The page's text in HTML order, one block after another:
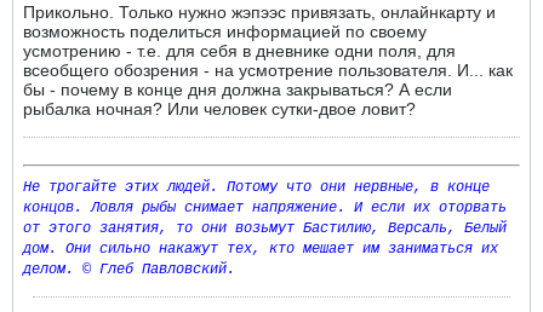
Прикольно. Только нужно жэпээс привязать, онлайнкарту и
возможность поделиться информацией по своему
усмотрению - т.е. для себя в дневнике одни поля, для
всеобщего обозрения - на усмотрение пользователя. И... как
бы - почему в конце дня должна закрываться? А если
рыбалка ночная? Или человек сутки-двое ловит?
Не трогайте этих людей. Потому что они нервные, в конце
концов. Ловля рыбы снимает напряжение. И если их оторвать
от этого занятия, то они возьмут Бастилию, Версаль, Белый
дом. Они сильно накажут тех, кто мешает им заниматься их
делом. © Глеб Павловский.